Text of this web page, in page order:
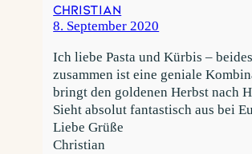
Christian
8. September 2020
Ich liebe Pasta und Kürbis – beides
zusammen ist eine geniale
bringt den goldenen Herbst nach
Sieht absolut fantastisch aus bei
Liebe Grüße
Christian